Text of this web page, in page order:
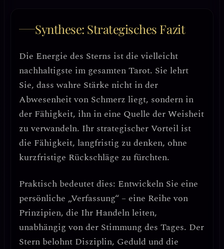
Synthese: Strategisches Fazit
Die Energie des Sterns ist die vielleicht
nachhaltigste im gesamten Tarot. Sie lehrt
Sie, dasswahre Stärke nicht in der
Abwesenheit von Schmerz liegt, sondern in
der Fähigkeit, ihn in eine Quelle der Weisheit
zu verwandeln. Ihr strategischer Vorteil ist
die Fähigkeit, langfristig zu denken, ohne
kurzfristige Rückschläge zu fürchten.
Praktisch bedeutet dies: Entwickeln Sie eine
persönliche „Verfassung“ – eine Reihe von
Prinzipien, die Ihr Handeln leiten,
unabhängig von der Stimmung des Tages. Der
Stern belohnt Disziplin, Geduld und die